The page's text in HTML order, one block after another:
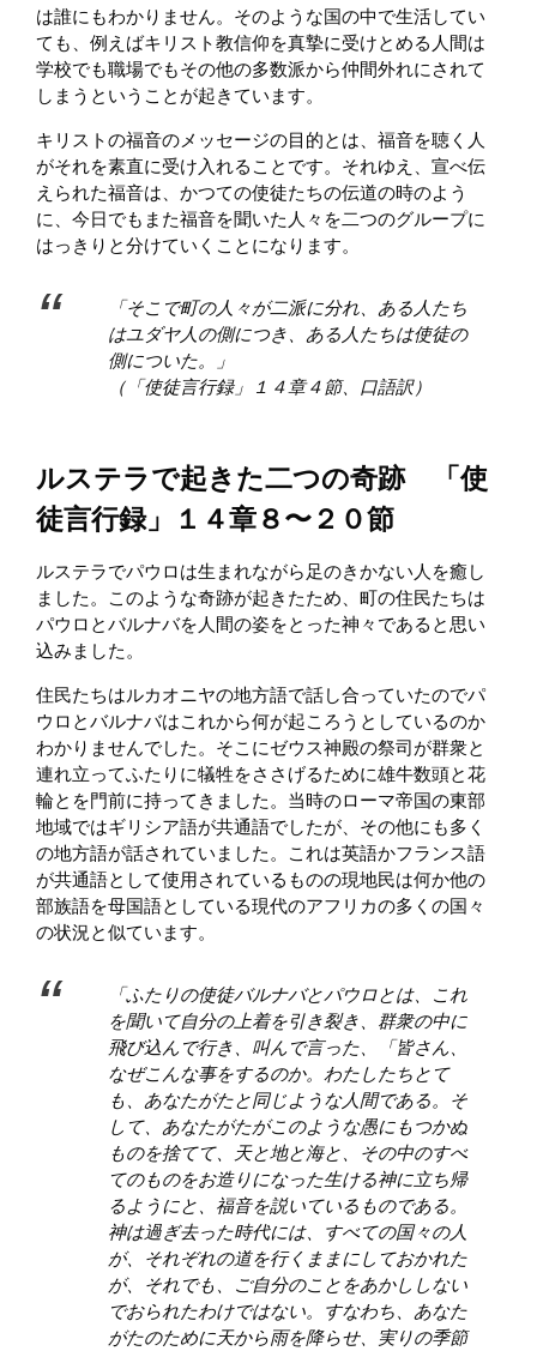
は誰にもわかりません。そのような国の中で生活してい
ても、例えばキリスト教信仰を真摯に受けとめる人間は
学校でも職場でもその他の多数派から仲間外れにされて
しまうということが起きています。
キリストの福音のメッセージの目的とは、福音を聴く人
がそれを素直に受け入れることです。それゆえ、宣べ伝
えられた福音は、かつての使徒たちの伝道の時のよう
に、今日でもまた福音を聞いた人々を二つのグループに
はっきりと分けていくことになります。
「そこで町の人々が二派に分れ、ある人たち
はユダヤ人の側につき、ある人たちは使徒の
側についた。」
（「使徒言行録」１４章４節、口語訳）
ルステラで起きた二つの奇跡 「使
徒言行録」１４章８〜２０節
ルステラでパウロは生まれながら足のきかない人を癒し
ました。このような奇跡が起きたため、町の住民たちは
パウロとバルナバを人間の姿をとった神々であると思い
込みました。
住民たちはルカオニヤの地方語で話し合っていたのでパ
ウロとバルナバはこれから何が起ころうとしているのか
わかりませんでした。そこにゼウス神殿の祭司が群衆と
連れ立ってふたりに犠牲をささげるために雄牛数頭と花
輪とを門前に持ってきました。当時のローマ帝国の東部
地域ではギリシア語が共通語でしたが、その他にも多く
の地方語が話されていました。これは英語かフランス語
が共通語として使用されているものの現地民は何か他の
部族語を母国語としている現代のアフリカの多くの国々
の状況と似ています。
「ふたりの使徒バルナバとパウロとは、これ
を聞いて自分の上着を引き裂き、群衆の中に
飛び込んで行き、叫んで言った、「皆さん、
なぜこんな事をするのか。わたしたちとて
も、あなたがたと同じような人間である。そ
して、あなたがたがこのような愚にもつかぬ
ものを捨てて、天と地と海と、その中のすべ
てのものをお造りになった生ける神に立ち帰
るようにと、福音を説いているものである。
神は過ぎ去った時代には、すべての国々の人
が、それぞれの道を行くままにしておかれた
が、それでも、ご自分のことをあかししない
でおられたわけではない。すなわち、あなた
がたのために天から雨を降らせ、実りの季節